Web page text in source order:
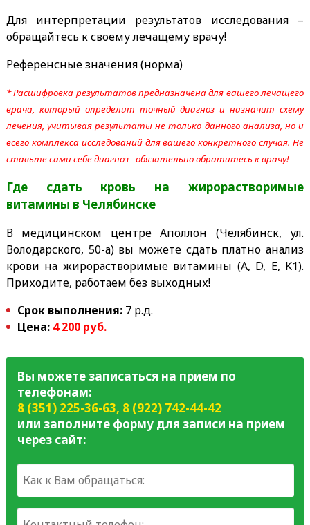
Для интерпретации результатов исследования –
обращайтесь к своему лечащему врачу!
Референсные значения (норма)
* Расшифровка результатов предназначена для вашего лечащего
врача, который определит точный диагноз и назначит схему
лечения, учитывая результаты не только данного анализа, но и
всего комплекса исследований для вашего конкретного случая. Не
ставьте сами себе диагноз - обязательно обратитесь к врачу!
Где сдать кровь на жирорастворимые
витамины в Челябинске
В медицинском центре Аполлон (Челябинск, ул.
Володарского, 50-а) вы можете сдать платно анализ
крови на жирорастворимые витамины (A, D, E, K1).
Приходите, работаем без выходных!
Срок выполнения:7 р.д.
Цена: 4 200 руб.
Вы можете записаться на прием по
телефонам:
8 (351) 225-36-63, 8 (922) 742-44-42
или заполните форму для записи на прием
через сайт: